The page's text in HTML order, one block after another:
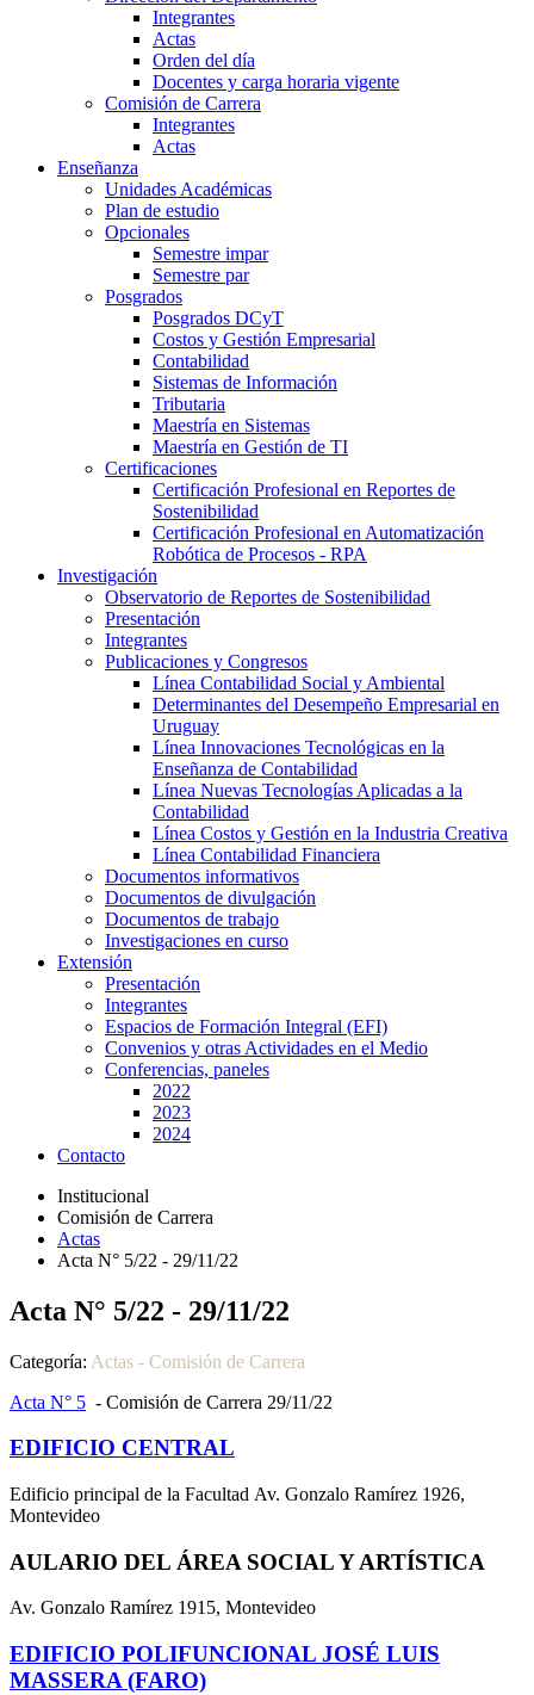
Integrantes
Actas
Orden del día
Docentes y carga horaria vigente
Comisión de Carrera
Integrantes
Actas
Enseñanza
Unidades Académicas
Plan de estudio
Opcionales
Semestre impar
Semestre par
Posgrados
Posgrados DCyT
Costos y Gestión Empresarial
Contabilidad
Sistemas de Información
Tributaria
Maestría en Sistemas
Maestría en Gestión de TI
Certificaciones
Certificación Profesional en Reportes de
Sostenibilidad
Certificación Profesional en Automatización
Robótica de Procesos - RPA
Investigación
Observatorio de Reportes de Sostenibilidad
Presentación
Integrantes
Publicaciones y Congresos
Línea Contabilidad Social y Ambiental
Determinantes del Desempeño Empresarial en
Uruguay
Línea Innovaciones Tecnológicas en la
Enseñanza de Contabilidad
Línea Nuevas Tecnologías Aplicadas a la
Contabilidad
Línea Costos y Gestión en la Industria Creativa
Línea Contabilidad Financiera
Documentos informativos
Documentos de divulgación
Documentos de trabajo
Investigaciones en curso
Extensión
Presentación
Integrantes
Espacios de Formación Integral (EFI)
Convenios y otras Actividades en el Medio
Conferencias, paneles
2022
2023
2024
Contacto
Institucional
Comisión de Carrera
Actas
Acta N° 5/22 - 29/11/22
Acta N° 5/22 - 29/11/22
Categoría: Actas - Comisión de Carrera
Acta N° 5 - Comisión de Carrera 29/11/22
EDIFICIO CENTRAL
Edificio principal de la Facultad Av. Gonzalo Ramírez 1926,
Montevideo
AULARIO DEL ÁREA SOCIAL Y ARTÍSTICA
Av. Gonzalo Ramírez 1915, Montevideo
EDIFICIO POLIFUNCIONAL JOSÉ LUIS
MASSERA (FARO)